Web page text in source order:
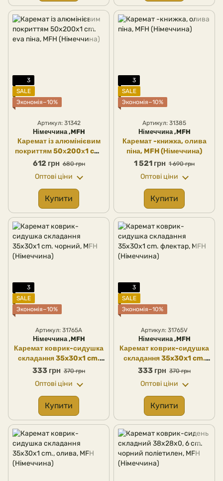
3
SALE
Экономія−10%
Артикул: 31342
Німеччина ,MFH
Каремат із алюмінієвим
покриттям 50х200х1 cm.
eva піна, MFH (Німеччина)
612 грн 680 грн
Оптові ціни
Купити
3
SALE
Экономія−10%
Артикул: 31385
Німеччина ,MFH
Каремат -книжка, олива
піна, MFH (Німеччина)
1 521 грн 1 690 грн
Оптові ціни
Купити
3
SALE
Экономія−10%
Артикул: 31765A
Німеччина ,MFH
Каремат коврик-сидушка
складання 35x30x1 cm.
чорний, MFH (Німеччина)
333 грн 370 грн
Оптові ціни
Купити
3
SALE
Экономія−10%
Артикул: 31765V
Німеччина ,MFH
Каремат коврик-сидушка
складання 35x30x1 cm.
флектар, MFH (Німеччина)
333 грн 370 грн
Оптові ціни
Купити